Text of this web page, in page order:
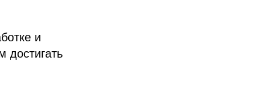
и
достигать